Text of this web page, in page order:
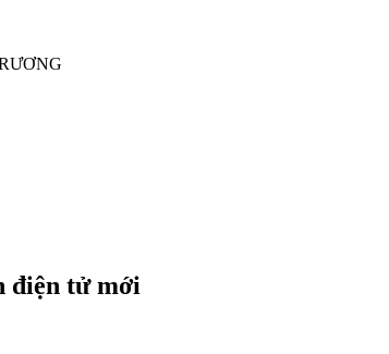
điện tử mới